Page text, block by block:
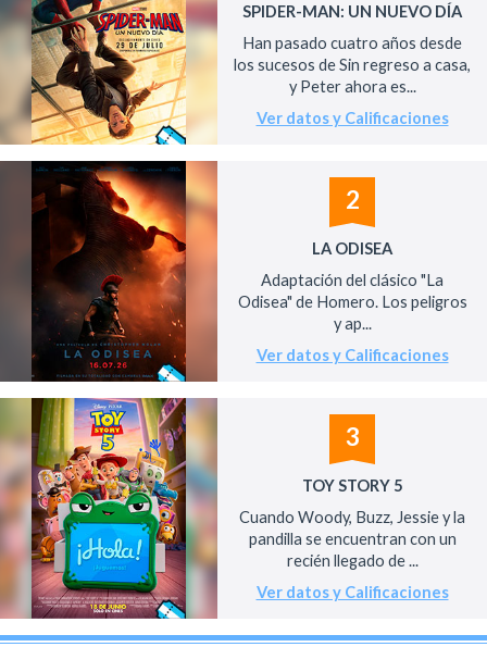
SPIDER-MAN: UN NUEVO DÍA
Han pasado cuatro años desde
los sucesos de Sin regreso a casa,
y Peter ahora es...
Ver datos y Calificaciones
2
LA ODISEA
Adaptación del clásico "La
Odisea" de Homero. Los peligros
y ap...
Ver datos y Calificaciones
3
TOY STORY 5
Cuando Woody, Buzz, Jessie y la
pandilla se encuentran con un
recién llegado de ...
Ver datos y Calificaciones